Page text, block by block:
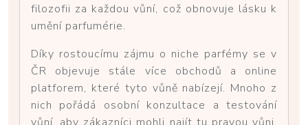
filozofii za každou vůní, což obnovuje lásku k
umění parfumérie.
Díky rostoucímu zájmu o niche parfémy se v
ČR objevuje stále více obchodů a online
platforem, které tyto vůně nabízejí. Mnoho z
nich pořádá osobní konzultace a testování